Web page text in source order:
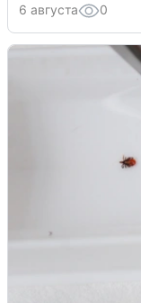
6 августа 0